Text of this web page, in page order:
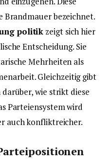
bezeichnet.
politik zeigt sich hier
Entscheidung. Sie
Mehrheiten als
Gleichzeitig gibt
wie strikt diese
Parteiensystem wird
auch konfliktreicher.